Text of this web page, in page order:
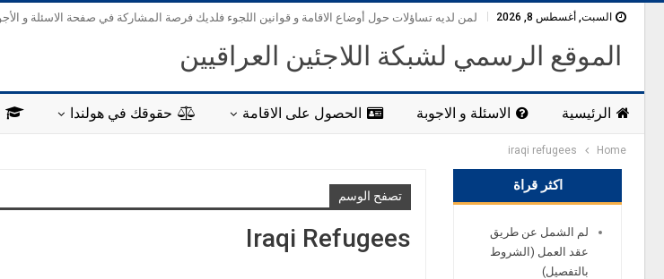
السبت, أغسطس 8, 2026 لمن لديه تساؤلات حول أوضاع الاقامة و قوانين اللجوء فلديك فرصة المشاركة في صفحة الاسئلة و
الموقع الرسمي لشبكة اللاجئين العراقيين
الرئيسية الاسئلة و الاجوبة الحصول على الاقامة حقوقك في هولندا
Home
iraqi refugees
تصفح الوسم
Iraqi Refugees
اكثر قراة
لم الشمل عن طريق
عقد العمل (الشروط
بالتفصيل)